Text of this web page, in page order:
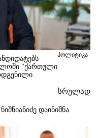
პოლიტიკა
"ქართული
სრულად
დაინიშნა